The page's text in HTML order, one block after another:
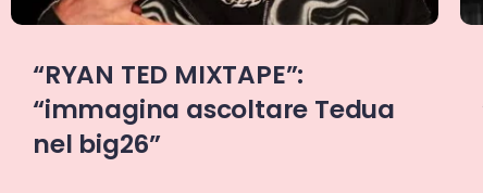
Raccontare per esistere:
“MOONSHINERS” di Pessimo17